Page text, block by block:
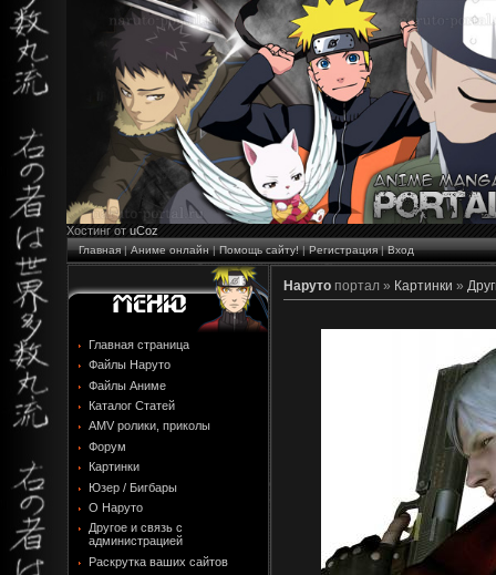
Хостинг от uCoz
Главная|Аниме онлайн|Помощь сайту!|Регистрация|Вход
Главная страница
Файлы Наруто
Файлы Аниме
Каталог Статей
AMV ролики, приколы
Форум
Картинки
Юзер / Бигбары
О Наруто
Другое и связь с
администрацией
Раскрутка ваших сайтов
Наруто портал » Картинки »